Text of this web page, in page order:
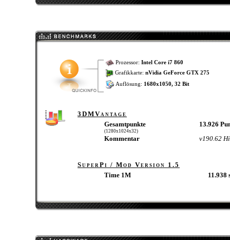
Prozessor: Intel Core i7 860
Grafikkarte: nVidia GeForce GTX 275
Auflösung: 1680x1050, 32 Bit
3DMVantage
Gesamtpunkte
(1280x1024x32)
13.926
Kommentar
v190.62
SuperPi / Mod Version 1.5
Time 1M
11.938